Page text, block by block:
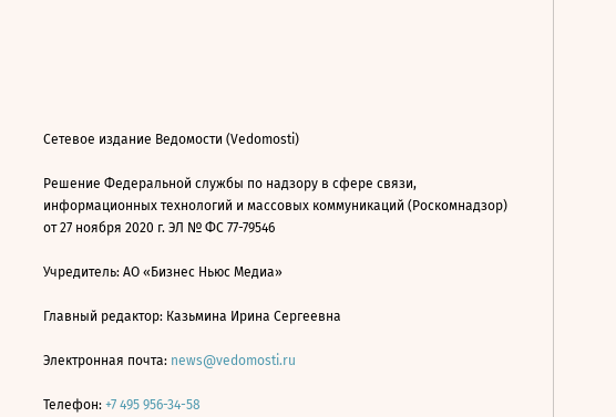
Сетевое издание Ведомости (Vedomosti)
Решение Федеральной службы по надзору в сфере связи,
информационных технологий и массовых коммуникаций (Роскомнадзор)
от 27 ноября 2020 г. ЭЛ № ФС 77-79546
Учредитель: АО «Бизнес Ньюс Медиа»
Главный редактор: Казьмина Ирина Сергеевна
Электронная почта: news@vedomosti.ru
Телефон: +7 495 956-34-58